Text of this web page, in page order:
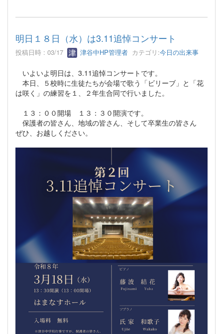
明日１８日（水）は3.11追悼コンサート
投稿日時 : 03/17 津谷中HP管理者 カテゴリ:今日の出来事
いよいよ明日は、3.11追悼コンサートです。
本日、５校時に生徒たちが会場で歌う「ビリーブ」と「花
は咲く」の練習を１、２年生合同で行いました。
１３：００開場 １３：３０開演です。
保護者の皆さん、地域の皆さん、そして卒業生の皆さん
ぜひ、お越しください。